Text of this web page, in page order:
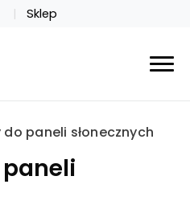
Sklep
paneli słonecznych